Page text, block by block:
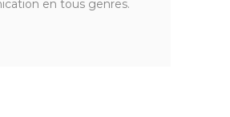
en tous genres.